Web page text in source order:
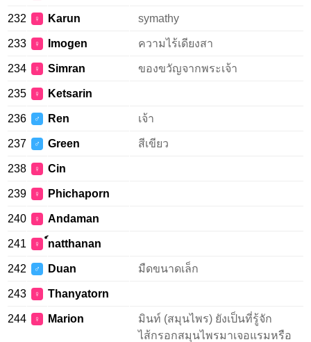
232 ♀ Karun symathy
233 ♀ Imogen ความไร้เดียงสา
234 ♀ Simran ของขวัญจากพระเจ้า
235 ♀ Ketsarin
236 ♂ Ren เจ้า
237 ♂ Green สีเขียว
238 ♀ Cin
239 ♀ Phichaporn
240 ♀ Andaman
241 ♀ ์natthanan
242 ♂ Duan มืดขนาดเล็ก
243 ♀ Thanyatorn
244 ♀ Marion
มินท์ (สมุนไพร) ยังเป็นที่รู้จัก
ไส้กรอกสมุนไพรมาเจอแรมหรือ